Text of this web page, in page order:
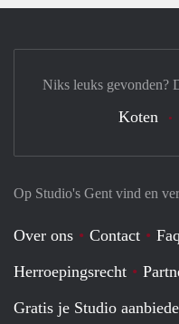
Op Studio's Gent vind en
Over ons Contact Faq
Herroepingsrecht
Gratis je Studio
Niks leuks gevonden?
Koten